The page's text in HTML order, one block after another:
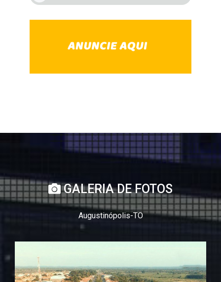
GALERIA DE FOTOS
Augustinópolis-TO